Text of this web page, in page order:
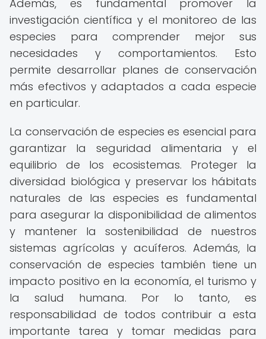
Además, es fundamental promover la
investigación científica y el monitoreo de las
especies para comprender mejor sus
necesidades y comportamientos. Esto
permite desarrollar planes de conservación
más efectivos y adaptados a cada especie
en particular.
La conservación de especies es esencial para
garantizar la seguridad alimentaria y el
equilibrio de los ecosistemas. Proteger la
diversidad biológica y preservar los hábitats
naturales de las especies es fundamental
para asegurar la disponibilidad de alimentos
y mantener la sostenibilidad de nuestros
sistemas agrícolas y acuíferos. Además, la
conservación de especies también tiene un
impacto positivo en la economía, el turismo y
la salud humana. Por lo tanto, es
responsabilidad de todos contribuir a esta
importante tarea y tomar medidas para